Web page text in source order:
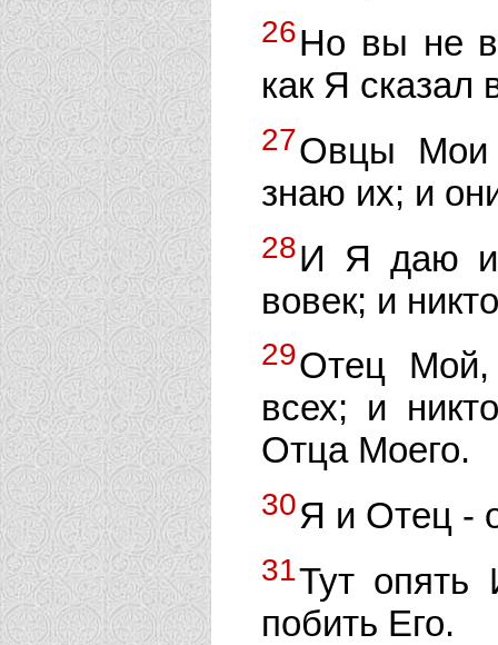
26Но вы не
как Я сказал
27Овцы Мои
знаю их; и
28И Я даю
вовек; и
29Отец
всех; и
Отца Моего.
30Я и Отец -
31Тут опять
побить Его.